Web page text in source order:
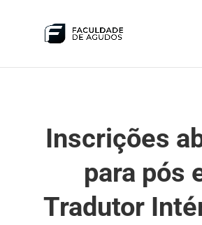
Inscrições
para pós
Tradutor